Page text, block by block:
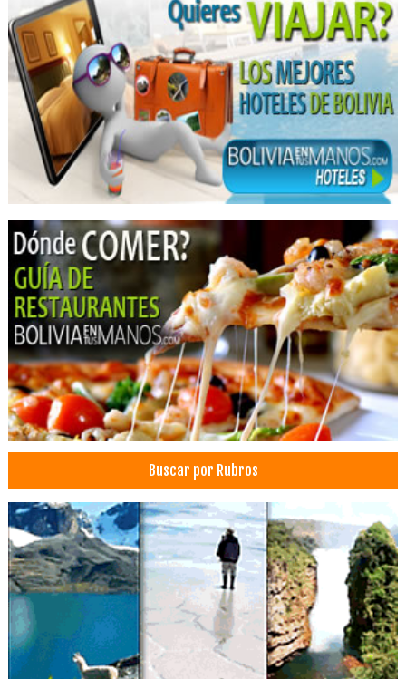
Hoteles
Eventos
Convenciones
Centro de Convenciones
Hotels
Rent a Car
Alquiler de Autos, Carros, Coches
Alquiler de vehículos
Automotores Alquiler
Botox
Estética Integral
Estética capilar
Medicina Estética
Plasma rico en plaquetas
Inesteticismo corporales
Rellenos faciales
Microdermoabrasión
Tratamientos de rejuvenecimiento facial
Ácido Hialurónico
Peeling Químico
Intradermoterapia
Agencias de Viajes y Turismo
Operadora de Turismo
Buscar por Rubros